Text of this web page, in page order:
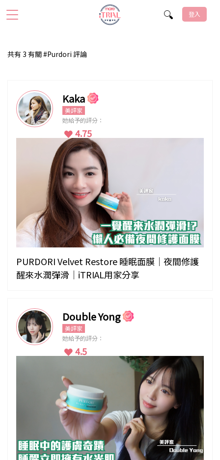
登入
共有 3 有關 #Purdori 評論
Kaka
美評家
她給予的評分：
4.75
PURDORI Velvet Restore 睡眠面膜｜夜間修護
醒來水潤彈滑｜iTRIAL用家分享
Double Yong
美評家
她給予的評分：
4.5